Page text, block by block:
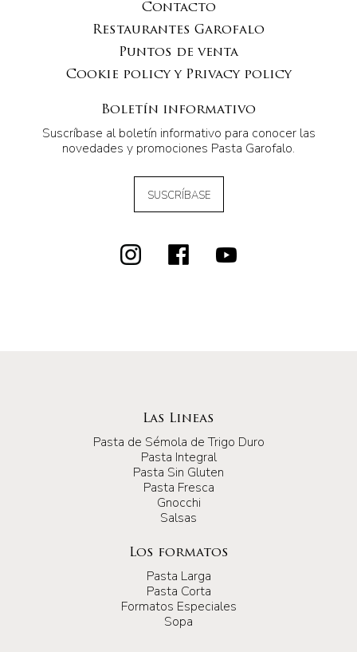
Contacto
Restaurantes Garofalo
Puntos de venta
Cookie policy y Privacy policy
Boletín informativo
Suscríbase al boletín informativo para conocer las
novedades y promociones Pasta Garofalo.
SUSCRÍBASE
Las Lineas
Pasta de Sémola de Trigo Duro
Pasta Integral
Pasta Sin Gluten
Pasta Fresca
Gnocchi
Salsas
Los formatos
Pasta Larga
Pasta Corta
Formatos Especiales
Sopa